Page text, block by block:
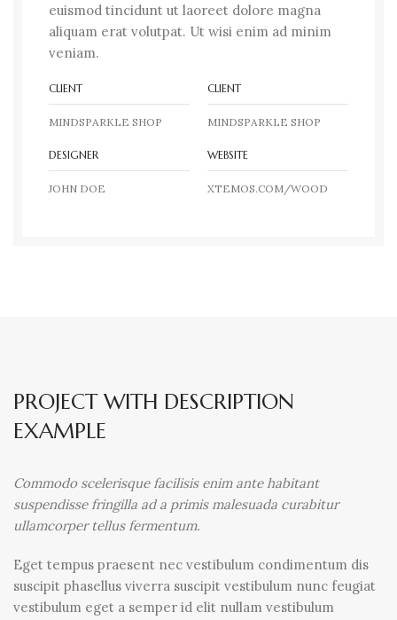
euismod tincidunt ut laoreet dolore magna
aliquam erat volutpat. Ut wisi enim ad minim
veniam.
CLIENT
MINDSPARKLE SHOP
CLIENT
MINDSPARKLE SHOP
DESIGNER
JOHN DOE
WEBSITE
XTEMOS.COM/WOOD
PROJECT WITH DESCRIPTION
EXAMPLE
Commodo scelerisque facilisis enim ante habitant
suspendisse fringilla ad a primis malesuada curabitur
ullamcorper tellus fermentum.
Eget tempus praesent nec vestibulum condimentum dis
suscipit phasellus viverra suscipit vestibulum nunc feugiat
vestibulum eget a semper id elit nullam vestibulum